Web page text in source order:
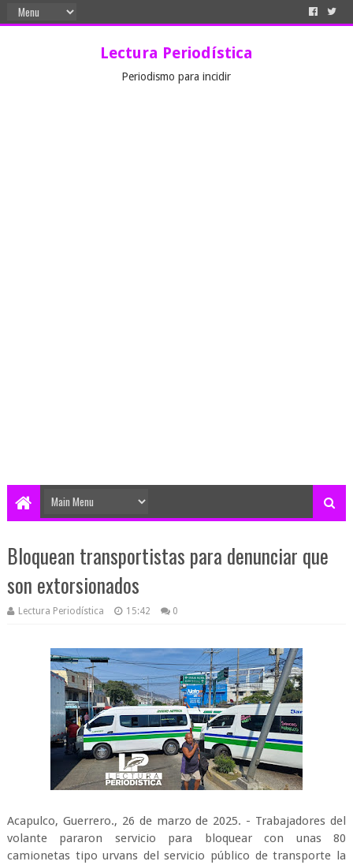
Lectura Periodística
Periodismo para incidir
Bloquean transportistas para denunciar que
son extorsionados
Lectura Periodística 15:42 0
Acapulco, Guerrero., 26 de marzo de 2025. - Trabajadores del
volante pararon servicio para bloquear con unas 80
camionetas tipo urvans del servicio público de transporte la